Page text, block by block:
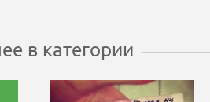
в категории